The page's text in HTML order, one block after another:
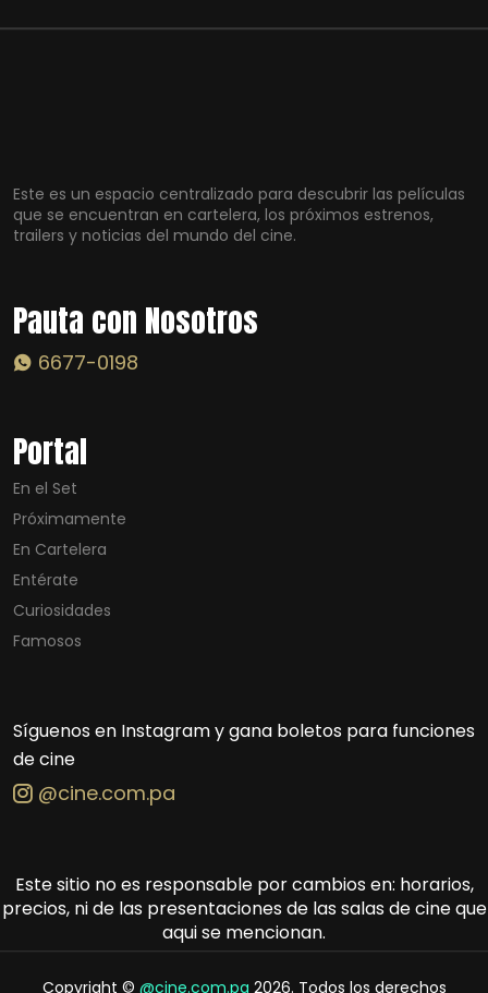
Este es un espacio centralizado para descubrir las películas
que se encuentran en cartelera, los próximos estrenos,
trailers y noticias del mundo del cine.
Pauta con Nosotros
6677-0198
Portal
En el Set
Próximamente
En Cartelera
Entérate
Curiosidades
Famosos
Síguenos en Instagram y gana boletos para funciones
de cine
@cine.com.pa
Este sitio no es responsable por cambios en: horarios,
precios, ni de las presentaciones de las salas de cine que
aqui se mencionan.
Copyright © @cine.com.pa 2026. Todos los derechos